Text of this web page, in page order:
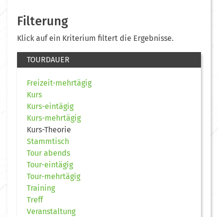
Filterung
Klick auf ein Kriterium filtert die Ergebnisse.
TOURDAUER
Freizeit-mehrtägig
Kurs
Kurs-eintägig
Kurs-mehrtägig
Kurs-Theorie
Stammtisch
Tour abends
Tour-eintägig
Tour-mehrtägig
Training
Treff
Veranstaltung